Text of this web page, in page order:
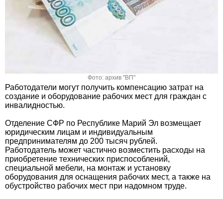
Фото: архив "ВП"
Работодатели могут получить компенсацию затрат на
создание и оборудование рабочих мест для граждан с
инвалидностью.
Отделение СФР по Республике Марий Эл возмещает
юридическим лицам и индивидуальным
предпринимателям до 200 тысяч рублей.
Работодатель может частично возместить расходы на
приобретение технических приспособлений,
специальной мебели, на монтаж и установку
оборудования для оснащения рабочих мест, а также на
обустройство рабочих мест при надомном труде.